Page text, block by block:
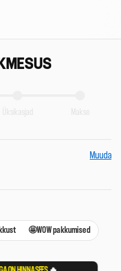
Üksikasjad Makse
Muuda
🤩WOW pakkumised